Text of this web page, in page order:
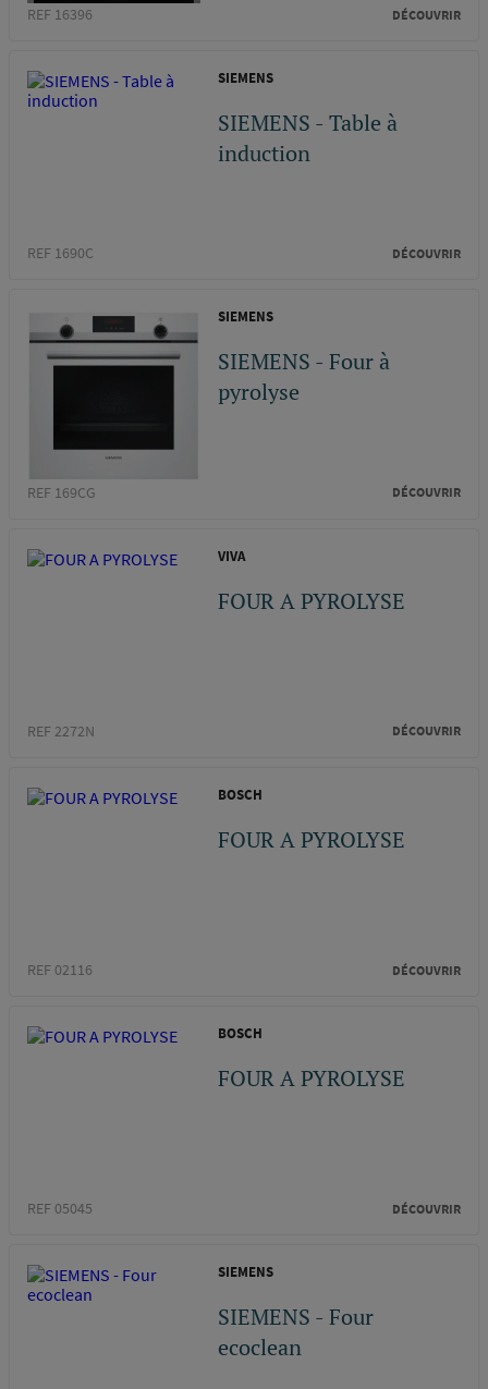
REF 16396 DÉCOUVRIR
SIEMENS
SIEMENS - Table à
induction
REF 1690C DÉCOUVRIR
SIEMENS
SIEMENS - Four à
pyrolyse
REF 169CG DÉCOUVRIR
VIVA
FOUR A PYROLYSE
REF 2272N DÉCOUVRIR
BOSCH
FOUR A PYROLYSE
REF 02116 DÉCOUVRIR
BOSCH
FOUR A PYROLYSE
REF 05045 DÉCOUVRIR
SIEMENS
SIEMENS - Four
ecoclean